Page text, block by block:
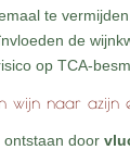
te
de
op TCA-
wijn naar azijn
ontstaan door